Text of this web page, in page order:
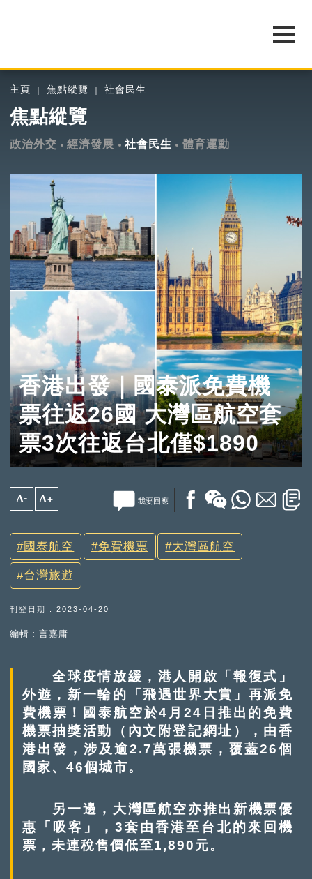
主頁 焦點縱覽 社會民生
焦點縱覽
政治外交 經濟發展 社會民生 體育運動
香港出發｜國泰派免費機
票往返26國 大灣區航空套
票3次往返台北僅$1890
A- A+ 我要回應
國泰航空 免費機票 大灣區航空
台灣旅遊
刊登日期 : 2023-04-20
編輯︰言嘉庸
全球疫情放緩，港人開啟「報復式」
外遊，新一輪的「飛遇世界大賞」再派免
費機票！國泰航空於4月24日推出的免費
機票抽獎活動（內文附登記網址），由香
港出發，涉及逾2.7萬張機票，覆蓋26個
國家、46個城市。
另一邊，大灣區航空亦推出新機票優
惠「吸客」，3套由香港至台北的來回機
票，未連稅售價低至1,890元。